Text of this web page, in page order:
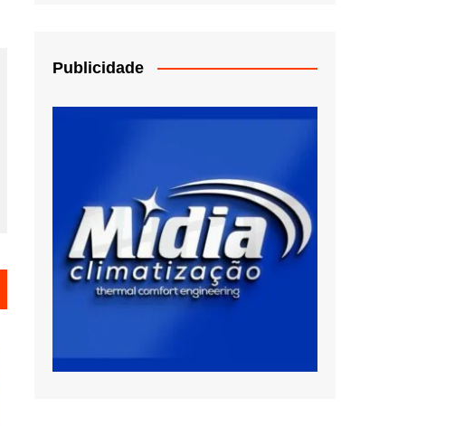
Publicidade